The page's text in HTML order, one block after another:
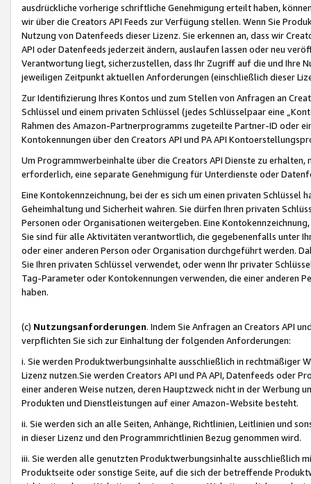
ausdrückliche vorherige schriftliche Genehmigung erteilt haben,
wir über die Creators API Feeds zur Verfügung stellen. Wenn Sie
Nutzung von Datenfeeds dieser Lizenz. Sie erkennen an, dass wir
API oder Datenfeeds jederzeit ändern, auslaufen lassen oder neu
Verantwortung liegt, sicherzustellen, dass Ihr Zugriff auf die und Ihre
jeweiligen Zeitpunkt aktuellen Anforderungen (einschließlich dieser
Zur Identifizierung Ihres Kontos und zum Stellen von Anfragen an
Schlüssel und einem privaten Schlüssel (jedes Schlüsselpaar eine
Rahmen des Amazon-Partnerprogramms zugeteilte Partner-ID oder
Kontokennungen über den Creators API und PA API
Um Programmwerbeinhalte über die Creators API Dienste zu
erforderlich, eine separate Genehmigung für Unterdienste oder
Eine Kontokennzeichnung, bei der es sich um einen privaten
Geheimhaltung und Sicherheit wahren. Sie dürfen Ihren privaten
Personen oder Organisationen weitergeben. Eine
Sie sind für alle Aktivitäten verantwortlich, die gegebenenfalls unter
oder einer anderen Person oder Organisation durchgeführt werden.
Sie Ihren privaten Schlüssel verwendet, oder wenn Ihr privater
Tag-Parameter oder Kontokennungen verwenden, die einer anderen
haben.
(c) Nutzungsanforderungen. Indem Sie Anfragen an Creators API
verpflichten Sie sich zur Einhaltung der folgenden Anforderungen:
i. Sie werden Produktwerbungsinhalte ausschließlich in rechtmäßiger
Lizenz nutzen.Sie werden Creators API und PA API, Datenfeeds oder
einer anderen Weise nutzen, deren Hauptzweck nicht in der Werbung
Produkten und Dienstleistungen auf einer Amazon-Website besteht.
ii. Sie werden sich an alle Seiten, Anhänge, Richtlinien, Leitlinien und
in dieser Lizenz und den Programmrichtlinien Bezug genommen wird.
iii. Sie werden alle genutzten Produktwerbungsinhalte ausschließlich
Produktseite oder sonstige Seite, auf die sich der betreffende